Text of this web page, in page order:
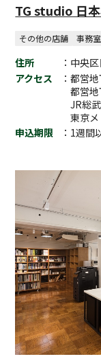
TG studio 日
その他の店舗 事務
住所
：中央
アクセス
：都営
都営
JR総
東京
申込期限
：1週間